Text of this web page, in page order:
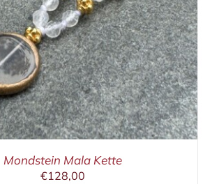
Mondstein Mala Kette
€128,00